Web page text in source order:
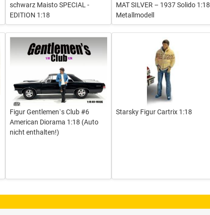
schwarz Maisto SPECIAL -
EDITION 1:18
MAT SILVER – 1937 Solido 1:18
Metallmodell
Figur Gentlemen`s Club #6
American Diorama 1:18 (Auto
nicht enthalten!)
Starsky Figur Cartrix 1:18